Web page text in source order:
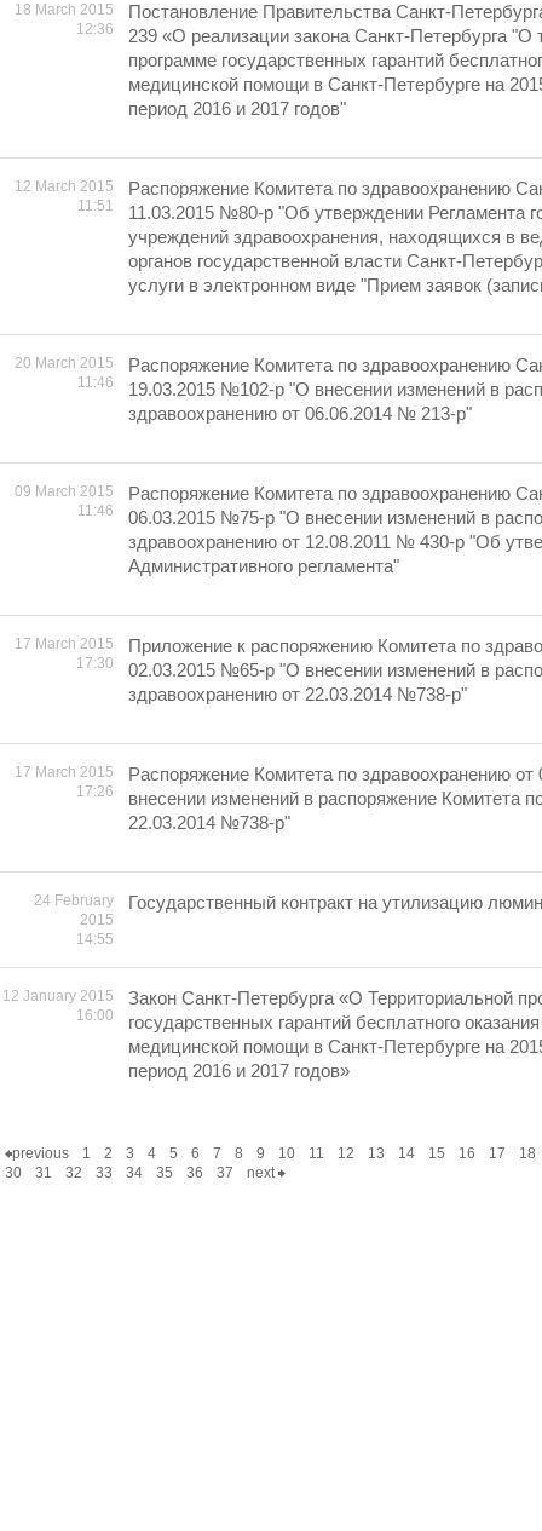
18 March 2015
12:36
Постановление Правительства Санкт-
239 «О реализации закона Санкт-Петербурга "О
программе государственных гарантий
медицинской помощи в Санкт-Петербурге на
период 2016 и 2017 годов"
12 March 2015
11:51
Распоряжение Комитета по здравоохранению
11.03.2015 №80-р "Об утверждении Регламента
учреждений здравоохранения, находящихся в
органов государственной власти Санкт-
услуги в электронном виде "Прием заявок
20 March 2015
11:46
Распоряжение Комитета по здравоохранению
19.03.2015 №102-р "О внесении изменений в
здравоохранению от 06.06.2014 № 213-р"
09 March 2015
11:46
Распоряжение Комитета по здравоохранению
06.03.2015 №75-р "О внесении изменений в
здравоохранению от 12.08.2011 № 430-р "Об
Административного регламента"
17 March 2015
17:30
Приложение к распоряжению Комитета по
02.03.2015 №65-р "О внесении изменений в
здравоохранению от 22.03.2014 №738-р"
17 March 2015
17:26
Распоряжение Комитета по здравоохранению
внесении изменений в распоряжение Комитета
22.03.2014 №738-р"
24 February
2015
14:55
Государственный контракт на утилизацию
12 January 2015
16:00
Закон Санкт-Петербурга «О Территориальной
государственных гарантий бесплатного
медицинской помощи в Санкт-Петербурге на
период 2016 и 2017 годов»
previous 1 2 3 4 5 6 7 8 9 10 11 12 13 14 15 16 17
18
30
31 32 33 34 35 36 37 next